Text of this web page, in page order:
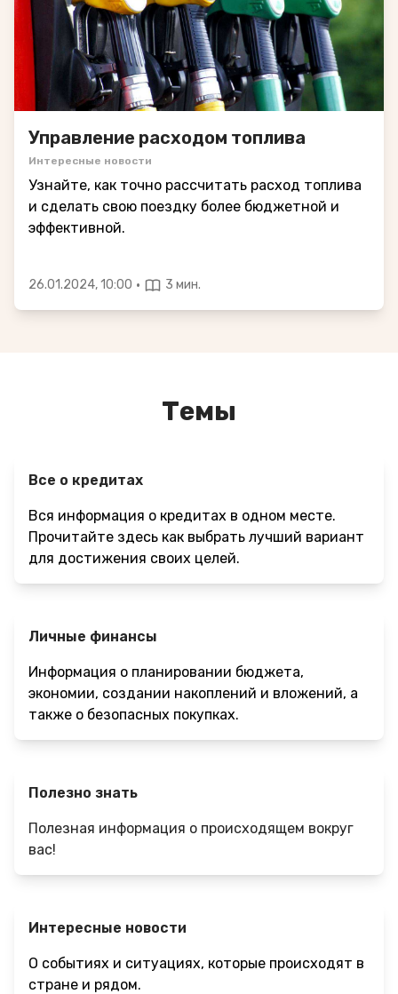
Управление расходом топлива
Интересные новости
Узнайте, как точно рассчитать расход топлива
и сделать свою поездку более бюджетной и
эффективной.
26.01.2024, 10:00 · 3 мин.
Темы
Все о кредитах
Вся информация о кредитах в одном месте.
Прочитайте здесь как выбрать лучший вариант
для достижения своих целей.
Личные финансы
Информация о планировании бюджета,
экономии, создании накоплений и вложений, а
также о безопасных покупках.
Полезно знать
Полезная информация о происходящем вокруг
вас!
Интересные новости
О событиях и ситуациях, которые происходят в
стране и рядом.